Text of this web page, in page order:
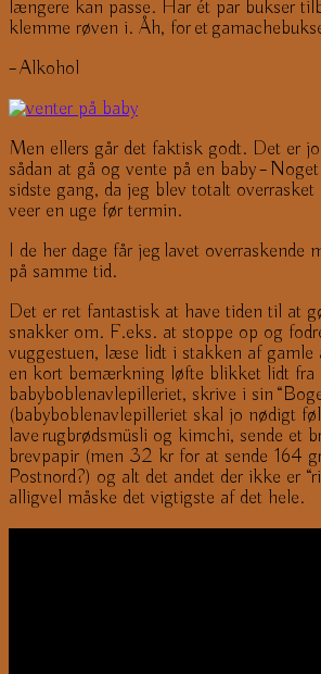
længere kan passe. Har ét par bukser
klemme røven i. Åh, for et
– Alkohol
Men ellers går det faktisk godt. Det er
sådan at gå og vente på en baby –
sidste gang, da jeg blev totalt
veer en uge før termin.
I de her dage får jeg lavet overraskende
på samme tid.
Det er ret fantastisk at have tiden til at
snakker om. F.eks. at stoppe op og
vuggestuen, læse lidt i stakken af gamle
en kort bemærkning løfte blikket lidt fra
babyboblenavlepilleriet, skrive i sin
(babyboblenavlepilleriet skal jo nødigt
lave rugbrødsmüsli og kimchi, sende et
brevpapir (men 32 kr for at sende 164
Postnord?) og alt det andet der ikke er
alligvel måske det vigtigste af det hele.